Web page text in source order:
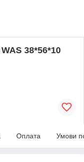
38*56*10
Оплата Умови